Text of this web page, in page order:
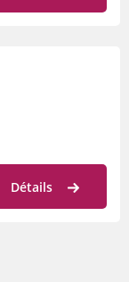
Détails